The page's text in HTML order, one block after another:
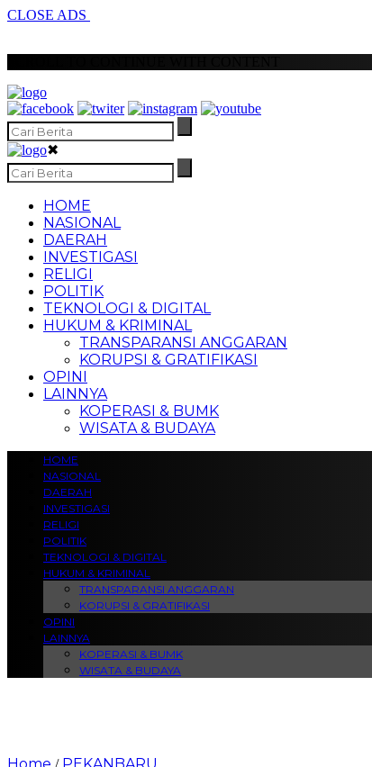
CLOSE ADS
✖
HOME
NASIONAL
DAERAH
INVESTIGASI
RELIGI
POLITIK
TEKNOLOGI & DIGITAL
HUKUM & KRIMINAL
TRANSPARANSI ANGGARAN
KORUPSI & GRATIFIKASI
OPINI
LAINNYA
KOPERASI & BUMK
WISATA & BUDAYA
HOME
NASIONAL
DAERAH
INVESTIGASI
RELIGI
POLITIK
TEKNOLOGI & DIGITAL
HUKUM & KRIMINAL
TRANSPARANSI ANGGARAN
KORUPSI & GRATIFIKASI
OPINI
LAINNYA
KOPERASI & BUMK
WISATA & BUDAYA
/